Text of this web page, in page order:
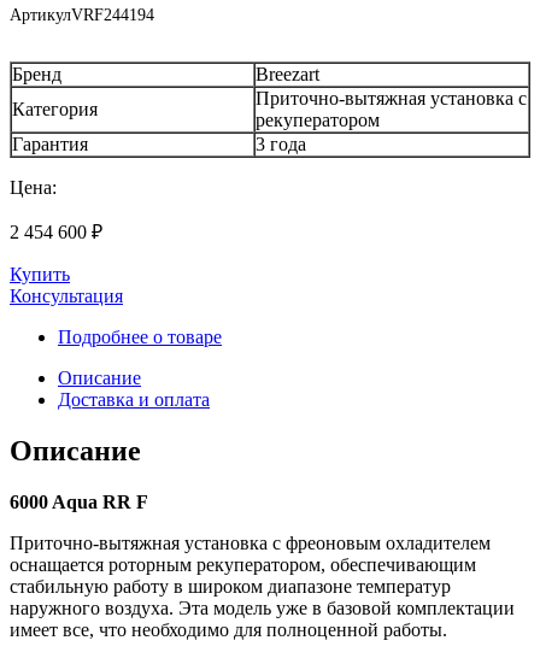
АртикулVRF244194
Бренд
Breezart
Категория
Приточно-вытяжная установка с
рекуператором
Гарантия
3 года
Цена:
2 454 600 ₽
Купить
Консультация
Подробнее о товаре
Описание
Доставка и оплата
Описание
6000 Aqua RR F
Приточно-вытяжная установка с фреоновым охладителем
оснащается роторным рекуператором, обеспечивающим
стабильную работу в широком диапазоне температур
наружного воздуха. Эта модель уже в базовой комплектации
имеет все, что необходимо для полноценной работы.